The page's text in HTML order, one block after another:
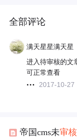
全部评论
满天星星满天星
进入待审核的文
可正常查看
2017-10-27
帝国cms未审核